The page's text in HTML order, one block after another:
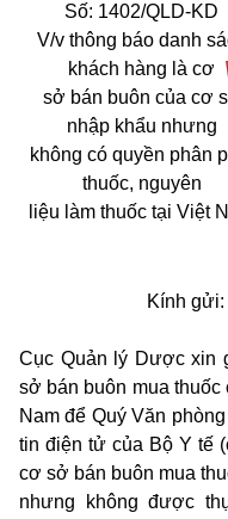
Số: 1402/QLD-KD
V/v thông báo danh
khách hàng là cơ
sở bán buôn của cơ
nhập khẩu nhưng
không có quyền phân
thuốc, nguyên
liệu làm thuốc tại Việt
Kính
Cục Quản lý Dược xin
sở bán buôn mua thuốc
Nam để Quý Văn
tin điện tử của Bộ Y tế
cơ sở bán buôn mua
nhưng không được